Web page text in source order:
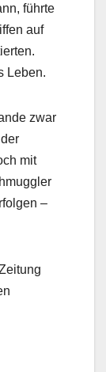
führte
auf
Leben.
zwar
mit
–